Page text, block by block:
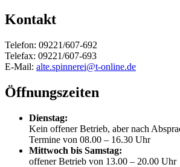
Kontakt
Telefon: 09221/607-692
Telefax: 09221/607-693
E-Mail: alte.spinnerei@t-online.de
Öffnungszeiten
Dienstag:
Kein offener Betrieb, aber nach
Termine von 08.00 – 16.30 Uhr
Mittwoch bis Samstag:
offener Betrieb von 13.00 – 20.00 Uhr